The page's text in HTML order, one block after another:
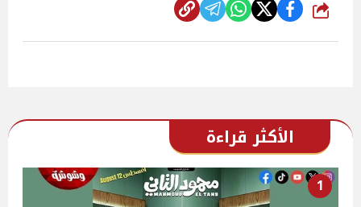
شارك
الأكثر قراءة
1